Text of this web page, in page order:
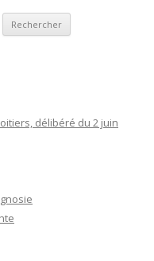
délibéré du 2 juin